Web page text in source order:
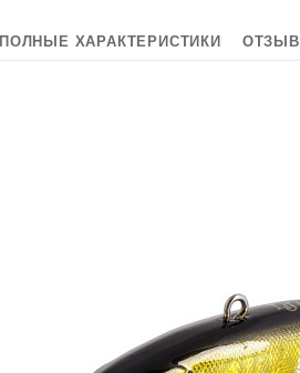
ПОЛНЫЕ ХАРАКТЕРИСТИКИ